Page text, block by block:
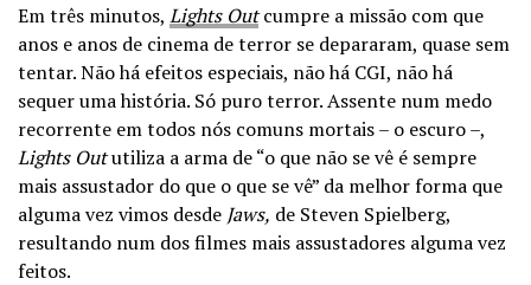
Em três minutos, Lights Outcumpre a missão com que
anos e anos de cinema de terror se depararam, quase sem
tentar. Não há efeitos especiais, não há CGI, não há
sequer uma história. Só puro terror. Assente num medo
recorrente em todos nós comuns mortais – o escuro –,
Lights Oututiliza a arma de “o que não se vê é sempre
mais assustador do que o que se vê” da melhor forma que
alguma vez vimos desde Jaws, de Steven Spielberg,
resultando num dos filmes mais assustadores alguma vez
feitos.